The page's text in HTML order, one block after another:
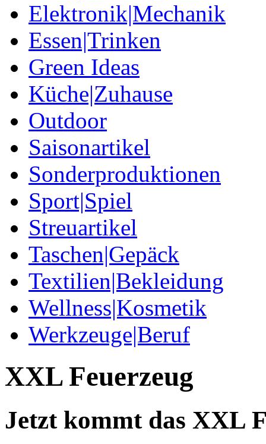
Elektronik|Mechanik
Essen|Trinken
Green Ideas
Küche|Zuhause
Outdoor
Saisonartikel
Sonderproduktionen
Sport|Spiel
Streuartikel
Taschen|Gepäck
Textilien|Bekleidung
Wellness|Kosmetik
Werkzeuge|Beruf
XXL Feuerzeug
Jetzt kommt das XXL